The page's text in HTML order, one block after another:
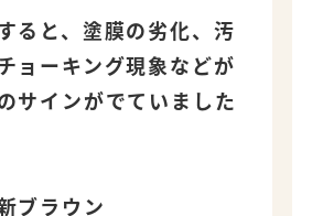
ると、塗膜の劣化、汚
ョーキング現象などが
サインがでていました
ブラウン